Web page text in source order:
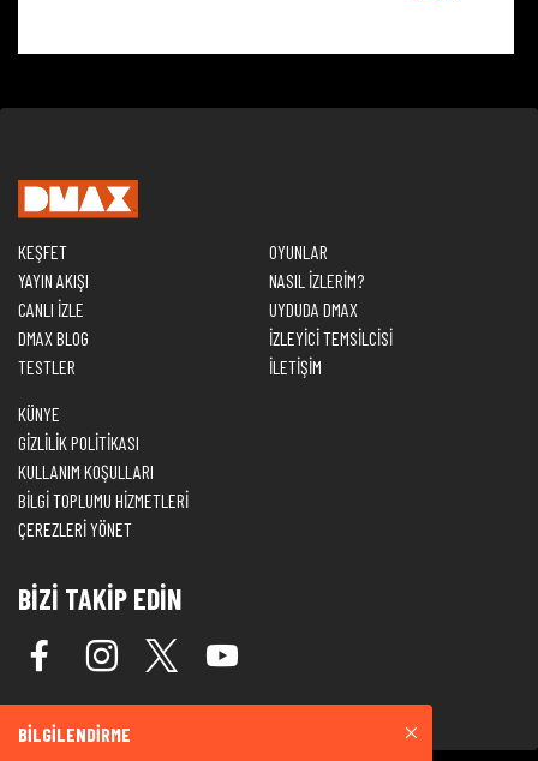
KEŞFET
YAYIN AKIŞI
CANLI İZLE
DMAX BLOG
TESTLER
OYUNLAR
NASIL İZLERİM?
UYDUDA DMAX
İZLEYİCİ TEMSİLCİSİ
İLETİŞİM
KÜNYE
GİZLİLİK POLİTİKASI
KULLANIM KOŞULLARI
BİLGİ TOPLUMU HİZMETLERİ
ÇEREZLERİ YÖNET
BİZİ TAKİP EDİN
BİLGİLENDİRME